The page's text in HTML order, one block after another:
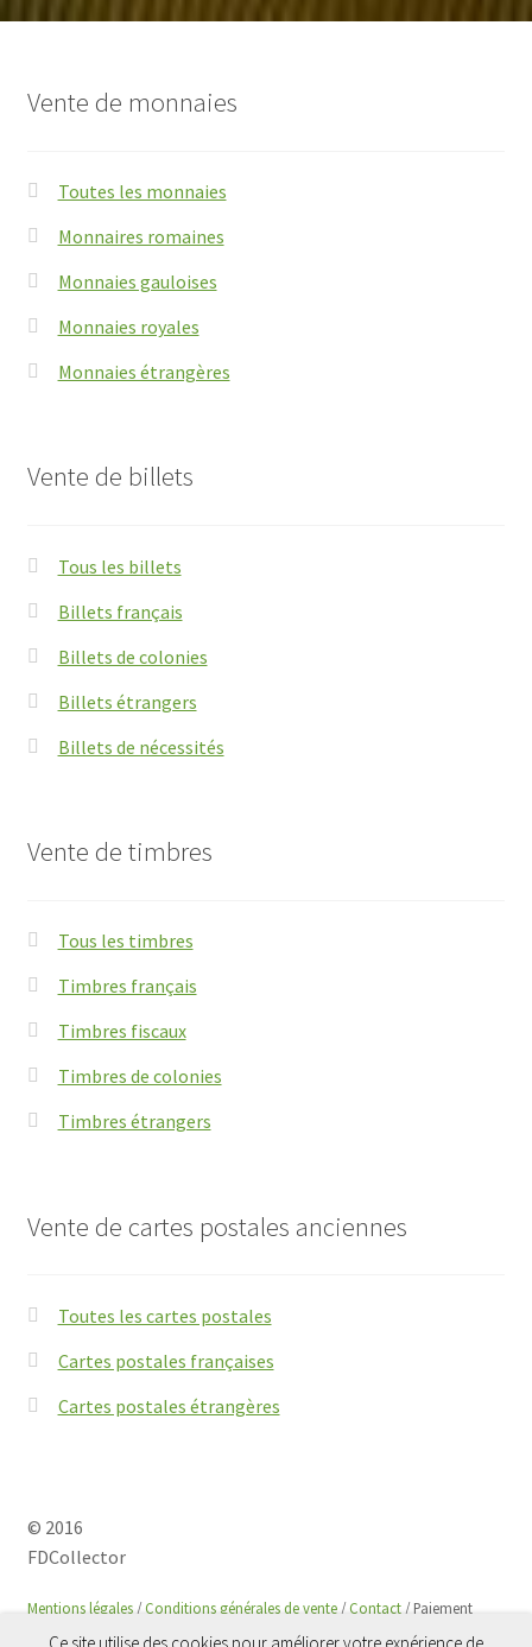
Vente de monnaies
Toutes les monnaies
Monnaires romaines
Monnaies gauloises
Monnaies royales
Monnaies étrangères
Vente de billets
Tous les billets
Billets français
Billets de colonies
Billets étrangers
Billets de nécessités
Vente de timbres
Tous les timbres
Timbres français
Timbres fiscaux
Timbres de colonies
Timbres étrangers
Vente de cartes postales anciennes
Toutes les cartes postales
Cartes postales françaises
Cartes postales étrangères
© 2016
FDCollector
Mentions légales/Conditions générales de vente/Contact/ Paiement
sécurisé avec
Paypal